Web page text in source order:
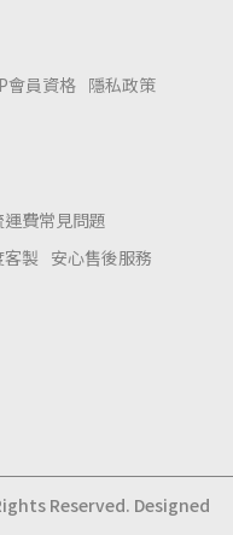
會員資格 隱私政策
運費常見問題
製 安心售後服務
Reserved. Designed